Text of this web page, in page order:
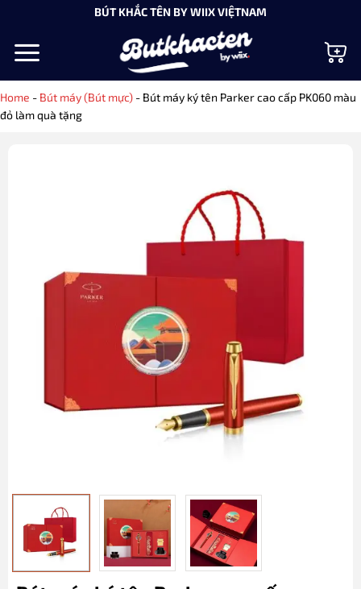
nội
BÚT KHẮC TÊN BY WIIX VIỆTNAM
Home - Bút máy (Bút mực) - Bút máy ký tên Parker cao cấp PK060 màu
đỏ làm quà tặng